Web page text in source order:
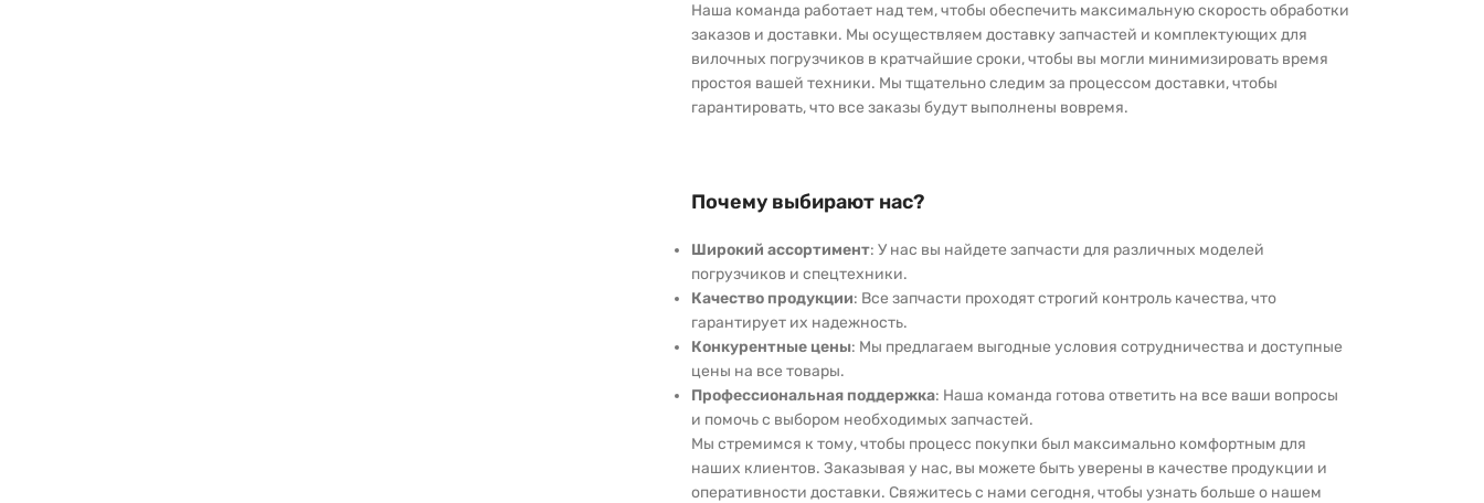
Наша команда работает над тем, чтобы обеспечить максимальную скорость обработки
заказов и доставки. Мы осуществляем доставку запчастей и комплектующих для
вилочных погрузчиков в кратчайшие сроки, чтобы вы могли минимизировать время
простоя вашей техники. Мы тщательно следим за процессом доставки, чтобы
гарантировать, что все заказы будут выполнены вовремя.
Почему выбирают нас?
Широкий ассортимент: У нас вы найдете запчасти для различных моделей
погрузчиков и спецтехники.
Качество продукции: Все запчасти проходят строгий контроль качества, что
гарантирует их надежность.
Конкурентные цены: Мы предлагаем выгодные условия сотрудничества и доступные
цены на все товары.
Профессиональная поддержка: Наша команда готова ответить на все ваши вопросы
и помочь с выбором необходимых запчастей.
Мы стремимся к тому, чтобы процесс покупки был максимально комфортным для
наших клиентов. Заказывая у нас, вы можете быть уверены в качестве продукции и
оперативности доставки. Свяжитесь с нами сегодня, чтобы узнать больше о нашем